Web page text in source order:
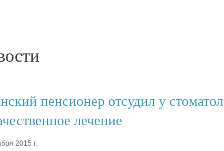
пенсионер отсудил у
лечение
2015 г.